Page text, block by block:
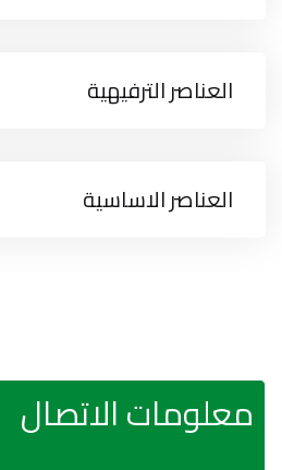
العناصر الترفيهية
العناصر الاساسية
معلومات الاتصال